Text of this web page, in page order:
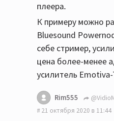
плеера.
К примеру можно
Bluesound
себе стример,
цена более-менее
усилитель
Rim555
21 октября 2020 в 11:44